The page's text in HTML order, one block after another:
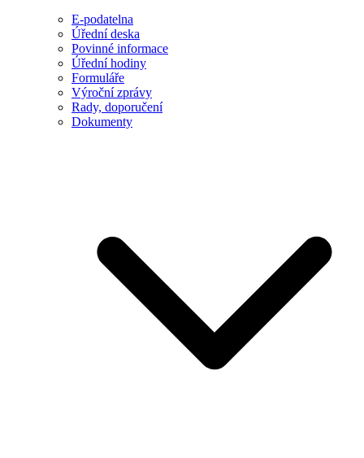
E-podatelna
Úřední deska
Povinné informace
Úřední hodiny
Formuláře
Výroční zprávy
Rady, doporučení
Dokumenty